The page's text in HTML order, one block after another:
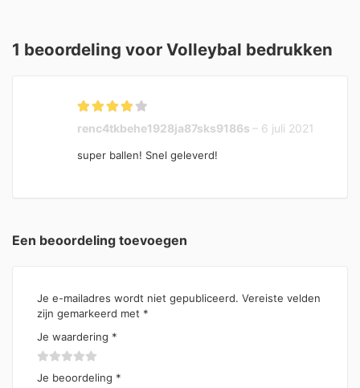
1 beoordeling voor Volleybal bedrukken
Gewaarde
erd3uit
renc4tkbehe1928ja87sks9186s – 6 juli 2021
super ballen! Snel geleverd!
Een beoordeling toevoegen
Je e-mailadres wordt niet gepubliceerd. Vereiste velden
zijn gemarkeerd met *
Je waardering *
Je beoordeling *